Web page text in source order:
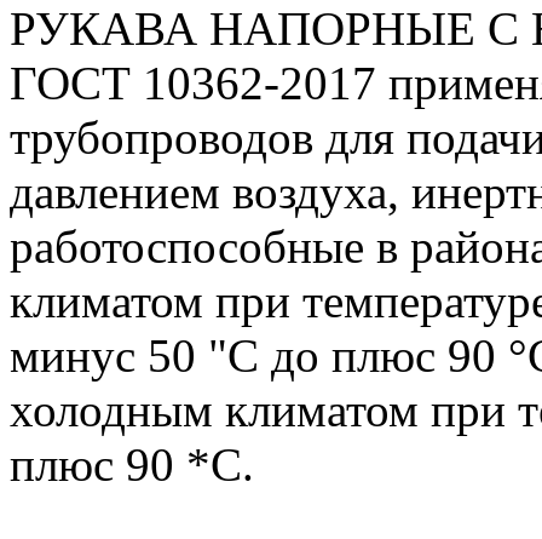
РУКАВА НАПОРНЫЕ
ГОСТ 10362-2017
трубопроводов для
давлением воздуха,
работоспособные в
климатом при
минус 50 "С до плюс 90
холодным климатом при
плюс 90 *С.